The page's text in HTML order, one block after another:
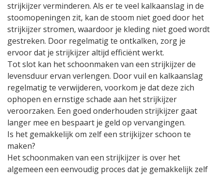
strijkijzer verminderen. Als er te veel kalkaanslag in de
stoomopeningen zit, kan de stoom niet goed door het
strijkijzer stromen, waardoor je kleding niet goed wordt
gestreken. Door regelmatig te ontkalken, zorg je
ervoor dat je strijkijzer altijd efficiënt werkt.
Tot slot kan het schoonmaken van een strijkijzer de
levensduur ervan verlengen. Door vuil en kalkaanslag
regelmatig te verwijderen, voorkom je dat deze zich
ophopen en ernstige schade aan het strijkijzer
veroorzaken. Een goed onderhouden strijkijzer gaat
langer mee en bespaart je geld op vervangingen.
Is het gemakkelijk om zelf een strijkijzer schoon te
maken?
Het schoonmaken van een strijkijzer is over het
algemeen een eenvoudig proces dat je gemakkelijk zelf